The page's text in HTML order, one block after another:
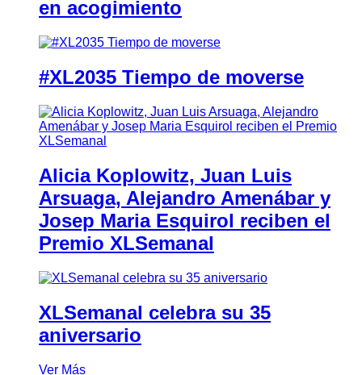
en acogimiento
#XL2035 Tiempo de moverse
Alicia Koplowitz, Juan Luis
Arsuaga, Alejandro Amenábar y
Josep Maria Esquirol reciben el
Premio XLSemanal
XLSemanal celebra su 35
aniversario
Ver Más